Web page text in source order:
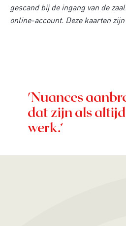
gescand bij de ingang van de
online-account. Deze kaarten
'Nuances
dat zijn als
werk.’